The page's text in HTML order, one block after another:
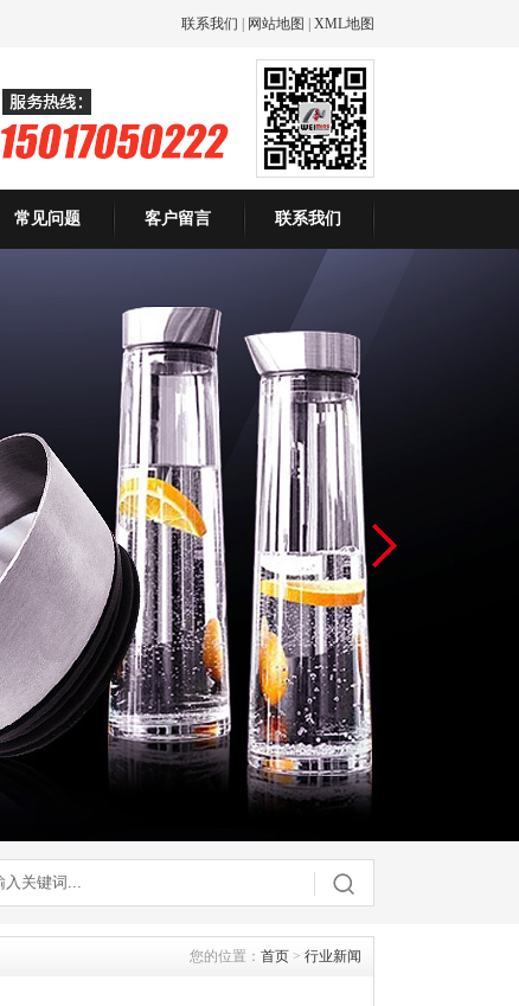
联系我们 网站地图 XML地图
常见问题 客户留言 联系我们
您的位置： 首页 > 行业新闻